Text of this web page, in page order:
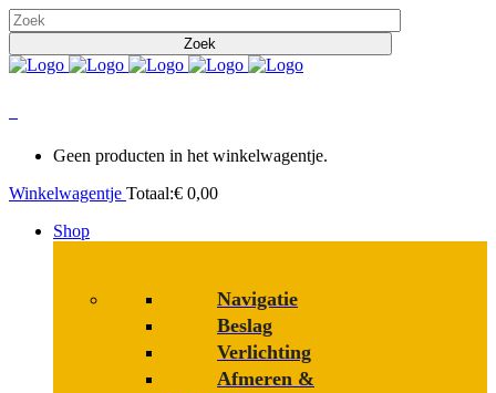
Geen producten in het winkelwagentje.
Winkelwagentje Totaal:€ 0,00
Shop
Navigatie
Beslag
Verlichting
Afmeren &